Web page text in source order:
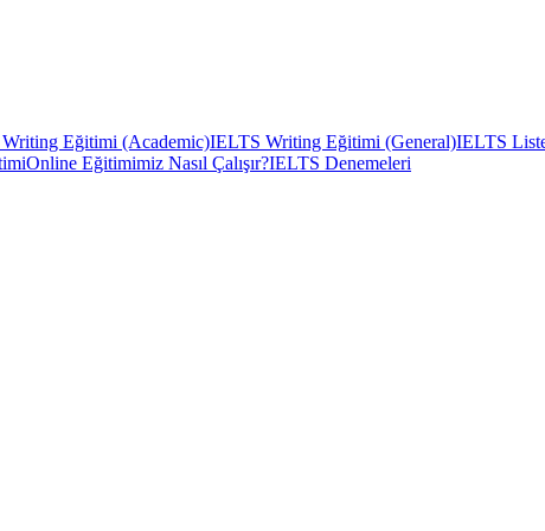
Eğitimi (Academic)IELTS Writing Eğitimi (General)IELTS
Online Eğitimimiz Nasıl Çalışır?IELTS Denemeleri